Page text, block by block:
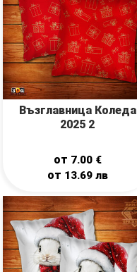
Възглавница Коледа
2025 2
от 7.00 €
от 13.69 лв